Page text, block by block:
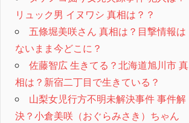
リュック男 イヌワシ 真相は？？
五條堀美咲さん 真相は？目撃情報は
ないまま今どこに？
佐藤智広 生きてる？北海道旭川市 真
相は？新宿二丁目で生きている？
山梨女児行方不明未解決事件 事件解
決？小倉美咲（おぐらみさき）ちゃん